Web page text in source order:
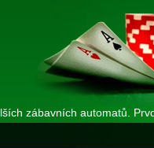
zábavních automatů.